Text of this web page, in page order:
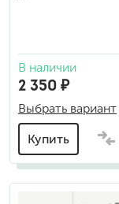
В наличии
2 350 ₽
Выбрать вариант
Купить